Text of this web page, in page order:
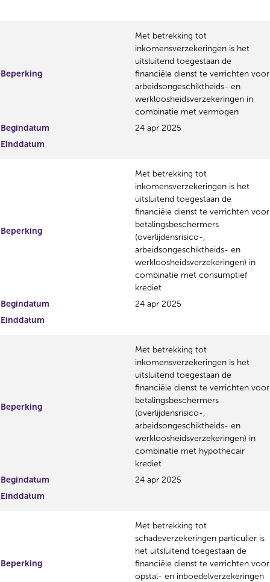
Beperking
Met betrekking tot
inkomensverzekeringen is het
uitsluitend toegestaan de
financiële dienst te verrichten voor
arbeidsongeschiktheids- en
werkloosheidsverzekeringen in
combinatie met vermogen
Begindatum
24 apr 2025
Einddatum
Beperking
Met betrekking tot
inkomensverzekeringen is het
uitsluitend toegestaan de
financiële dienst te verrichten voor
betalingsbeschermers
(overlijdensrisico-,
arbeidsongeschiktheids- en
werkloosheidsverzekeringen) in
combinatie met consumptief
krediet
Begindatum
24 apr 2025
Einddatum
Beperking
Met betrekking tot
inkomensverzekeringen is het
uitsluitend toegestaan de
financiële dienst te verrichten voor
betalingsbeschermers
(overlijdensrisico-,
arbeidsongeschiktheids- en
werkloosheidsverzekeringen) in
combinatie met hypothecair
krediet
Begindatum
24 apr 2025
Einddatum
Beperking
Met betrekking tot
schadeverzekeringen particulier is
het uitsluitend toegestaan de
financiële dienst te verrichten voor
opstal- en inboedelverzekeringen